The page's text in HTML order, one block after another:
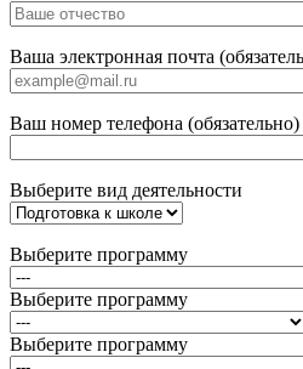
Ваша электронная почта
Ваш номер телефона (обязательно)
Выберите вид деятельности
Выберите программу
Выберите программу
Выберите программу